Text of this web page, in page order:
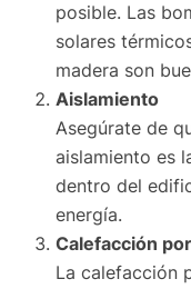
posible. Las
solares
madera son
Aislamiento
Asegúrate de
aislamiento es
dentro del
energía.
Calefacción
La calefacción